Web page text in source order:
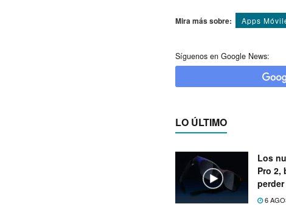
Mira más sobre: Apps
Síguenos en Google News:
LO ÚLTIMO
Los
Pro 2,
6